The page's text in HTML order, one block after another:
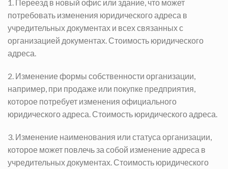
1. Переезд в новый офис или здание, что может
потребовать изменения юридического адреса в
учредительных документах и всех связанных с
организацией документах. Стоимость юридического
адреса.
2. Изменение формы собственности организации,
например, при продаже или покупке предприятия,
которое потребует изменения официального
юридического адреса. Стоимость юридического адреса.
3. Изменение наименования или статуса организации,
которое может повлечь за собой изменение адреса в
учредительных документах. Стоимость юридического